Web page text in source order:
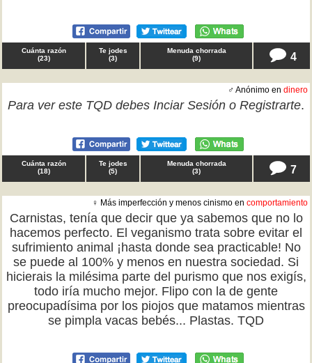
Cuánta razón
(23)
Te jodes
(3)
Menuda chorrada
(9) 4
♂ Anónimo en dinero
Para ver este TQD debes Inciar Sesión o Registrarte.
Cuánta razón
(18)
Te jodes
(5)
Menuda chorrada
(3) 7
♀ Más imperfección y menos cinismo en comportamiento
Carnistas, tenía que decir que ya sabemos que no lo
hacemos perfecto. El veganismo trata sobre evitar el
sufrimiento animal ¡hasta donde sea practicable! No
se puede al 100% y menos en nuestra sociedad. Si
hicierais la milésima parte del purismo que nos exigís,
todo iría mucho mejor. Flipo con la de gente
preocupadísima por los piojos que matamos mientras
se pimpla vacas bebés... Plastas. TQD